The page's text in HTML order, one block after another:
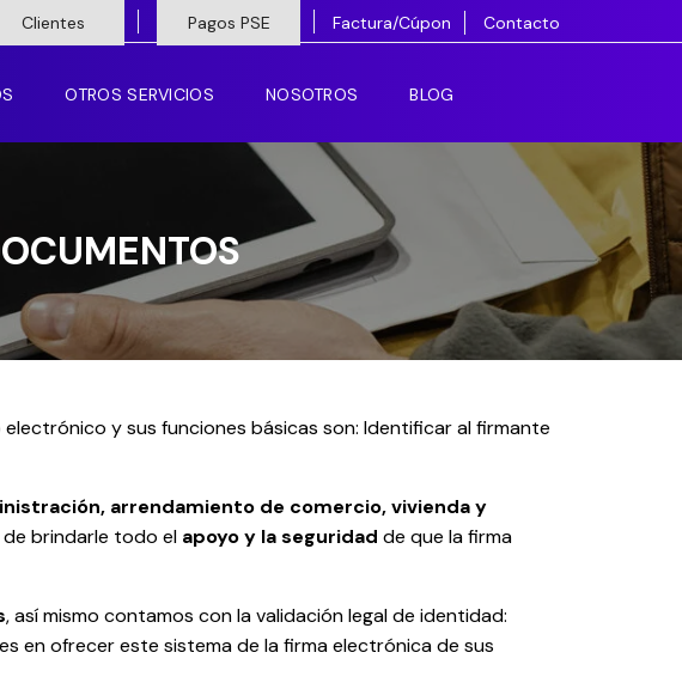
Clientes Pagos PSE Factura/Cúpon Contacto
OTROS SERVICIOS NOSOTROS BLOG
y sus funciones básicas son: Identificar al firmante
arrendamiento de comercio, vivienda y
de brindarle todo el apoyo y la seguridad de que la firma
, así mismo contamos con la validación legal de identidad:
en ofrecer este sistema de la firma electrónica de sus